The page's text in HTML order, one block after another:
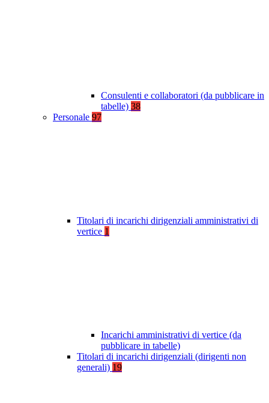
Consulenti e collaboratori (da pubblicare in
tabelle) 38
Personale 97
Titolari di incarichi dirigenziali amministrativi di
vertice 1
Incarichi amministrativi di vertice (da
pubblicare in tabelle)
Titolari di incarichi dirigenziali (dirigenti non
generali) 19